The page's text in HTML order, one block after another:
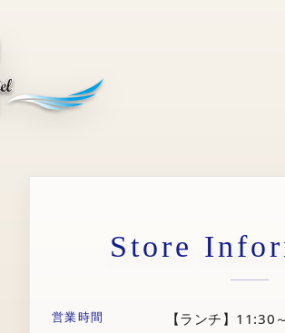
Store
営業時間
【ランチ】11:30